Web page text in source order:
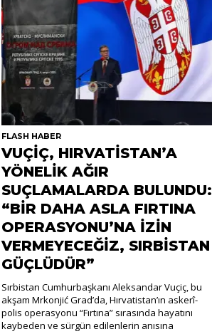
FLASH HABER
VUÇİÇ, HIRVATİSTAN’A
YÖNELİK AĞIR
SUÇLAMALARDA BULUNDU:
“BİR DAHA ASLA FIRTINA
OPERASYONU’NA İZİN
VERMEYECEĞİZ, SIRBİSTAN
GÜÇLÜDÜR”
Sırbistan Cumhurbaşkanı Aleksandar Vuçiç, bu
akşam Mrkonjić Grad’da, Hırvatistan’ın askerî-
polis operasyonu “Fırtına” sırasında hayatını
kaybeden ve sürgün edilenlerin anısına